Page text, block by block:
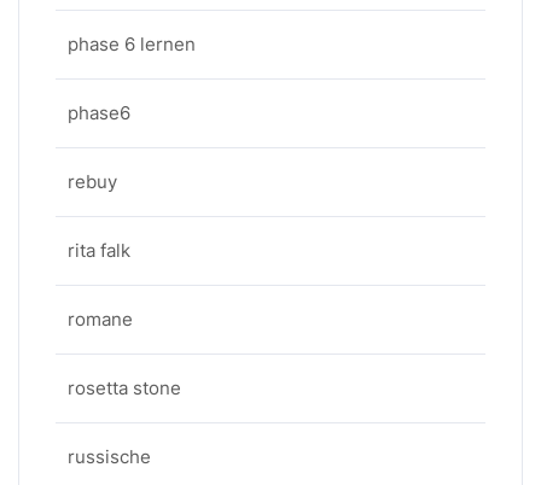
phase 6 lernen
phase6
rebuy
rita falk
romane
rosetta stone
russische